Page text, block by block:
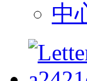
中